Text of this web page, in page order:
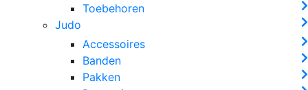
Toebehoren
Judo
Accessoires
Banden
Pakken